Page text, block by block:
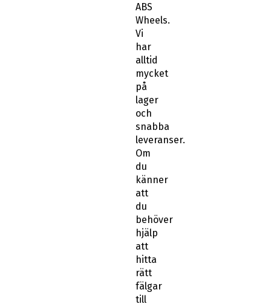
ABS
Wheels.
Vi
har
alltid
mycket
på
lager
och
snabba
leveranser.
Om
du
känner
att
du
behöver
hjälp
att
hitta
rätt
fälgar
till